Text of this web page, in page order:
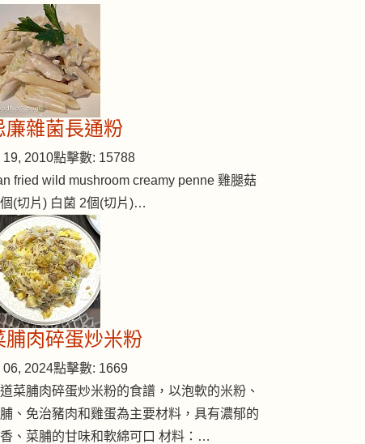
廉雜菌長通粉
19, 2010點擊數: 15788
fried wild mushroom creamy penne 雞腿菇
(切片) 白菌 2個(切片)…
脯肉碎蛋炒米粉
06, 2024點擊數: 1669
菜脯肉碎蛋炒米粉的食譜，以泡軟的米粉、
、免治豬肉和雞蛋為主要材料，具有濃郁的
、菜脯的甘味和軟綿可口 材料：…